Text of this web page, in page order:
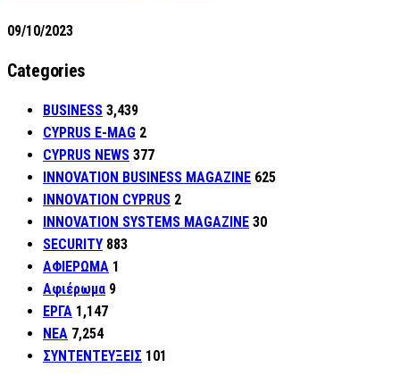
09/10/2023
Categories
BUSINESS 3,439
CYPRUS E-MAG 2
CYPRUS NEWS 377
INNOVATION BUSINESS MAGAZINE 625
INNOVATION CYPRUS 2
INNOVATION SYSTEMS MAGAZINE 30
SECURITY 883
ΑΦΙΕΡΩΜΑ 1
Αφιέρωμα 9
ΕΡΓΑ 1,147
ΝΕΑ 7,254
ΣΥΝΤΕΝΤΕΥΞΕΙΣ 101